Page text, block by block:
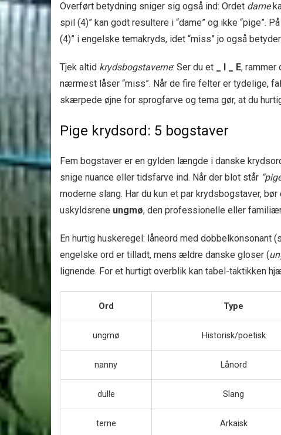
Overført betydning sniger sig også ind: Ordet dame
spil (4)” kan godt resultere i “dame” og ikke “pige”.
(4)” i engelske temakryds, idet “miss” jo også
Tjek altid krydsbogstaverne: Ser du et _ I _ E, rammer
nærmest låser “miss”. Når de fire felter er tydelige,
skærpede øjne for sprogfarve og tema gør, at du
Pige krydsord: 5 bogstaver
Fem bogstaver er en gylden længde i danske
snige nuance eller tidsfarve ind. Når der blot står
moderne slang. Har du kun et par krydsbogstaver,
uskyldsrene ungmø, den professionelle eller
En hurtig huskeregel: låneord med dobbelkonsonant
engelske ord er tilladt, mens ældre danske gloser (
lignende. For et hurtigt overblik kan tabel-taktikken
Ord Type
ungmø Historisk/poetisk
nanny Lånord
dulle Slang
terne Arkaisk